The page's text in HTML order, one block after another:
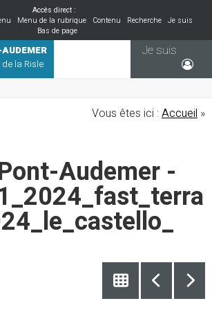
Accès direct :
Menu de la rubrique Contenu Recherche
Je suis
Bas de page
la Risle
Je suis
Vous êtes ici : Accueil »
Audemer -